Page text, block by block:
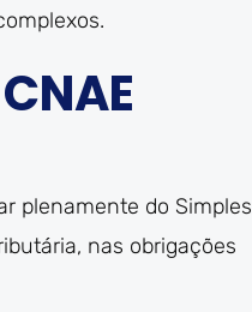
plenamente do Simples
nas obrigações